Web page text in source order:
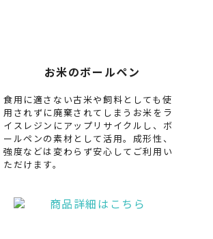
お米のボールペン
食用に適さない古米や飼料としても使
用されずに廃棄されてしまうお米をラ
イスレジンにアップリサイクルし、ボ
ールペンの素材として活用。成形性、
強度などは変わらず安心してご利用い
ただけます。